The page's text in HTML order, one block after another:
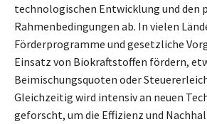
technologischen Entwicklung und den
Rahmenbedingungen ab. In vielen
Förderprogramme und gesetzliche
Einsatz von Biokraftstoffen fördern,
Beimischungsquoten oder
Gleichzeitig wird intensiv an neuen
geforscht, um die Effizienz und